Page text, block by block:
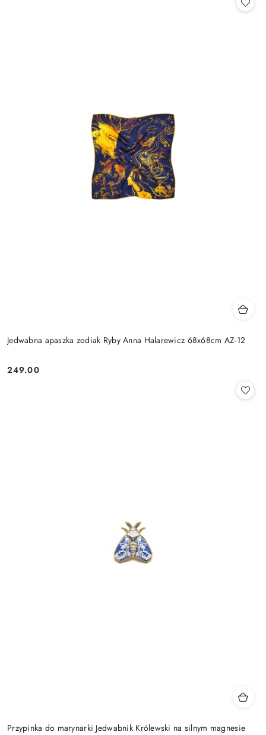
Jedwabna apaszka zodiak Ryby Anna Halarewicz 68x68cm AZ-12
Cena:
249.00
Przypinka do marynarki Jedwabnik Królewski na silnym magnesie